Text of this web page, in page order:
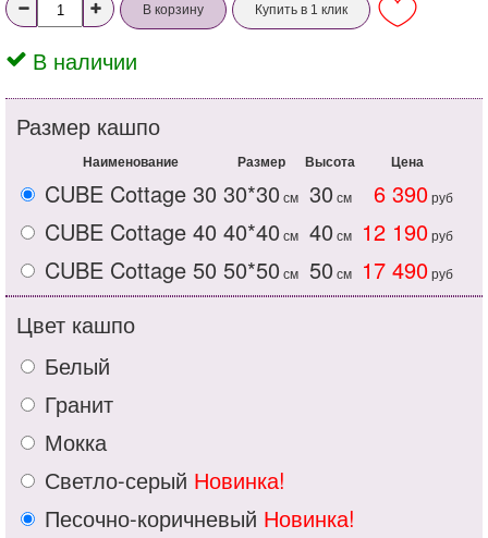
В корзину Купить в 1 клик
В наличии
Размер кашпо
Наименование Размер Высота Цена
CUBE Cottage 30 30*30 см 30 см 6 390руб
CUBE Cottage 40 40*40 см 40 см 12 190руб
CUBE Cottage 50 50*50 см 50 см 17 490руб
Цвет кашпо
Белый
Гранит
Мокка
Светло-серый Новинка!
Песочно-коричневый Новинка!